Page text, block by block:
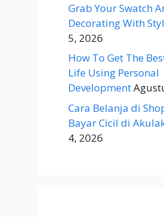
Grab Your Swatch
Decorating With
5, 2026
How To Get The
Life Using Personal
Development
Cara Belanja di
Bayar Cicil di
4, 2026